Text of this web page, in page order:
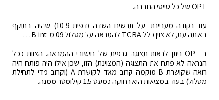
OPT של כל טייסי החברה.
עוד נקודה מעניינת- על תרשים השדה (דפית 10-9) שהיה בתוקף
באותה עת, לא צוין כלל TORA להמראה על מסלול 09 מ-B int….
ב-OPT ניתן לראות תצוגה גרפית של חישובי ההמראה. הצוות ככל
הנראה לא פתח את התצוגה (המצוינת) הזו, שכן אילו היה פותח היה
רואה שקושרת B מוקמה קרוב מאד לקושרת A (וקרוב מדי לתחילת
מסלול) בעוד במציאות היא רחוקה כמעט 1.5 קילומטר ממנה.